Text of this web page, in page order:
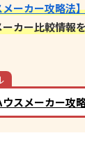
ーカー攻略法
カー比較情報
スメーカー攻略